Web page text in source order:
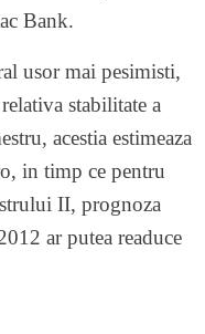
Bank.
usor mai pesimisti,
stabilitate a
acestia estimeaza
in timp ce pentru
II, prognoza
ar putea readuce